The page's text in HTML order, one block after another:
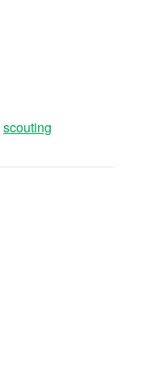
scouting